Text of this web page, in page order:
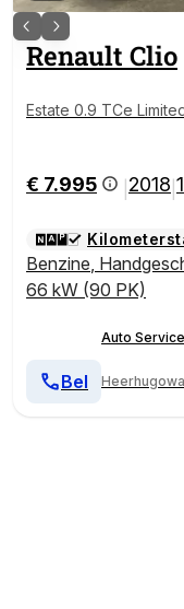
Renault Clio
Estate 0.9 TCe
€ 7.995 2018
Benzine,
66 kW (90 PK)
Auto
Bel